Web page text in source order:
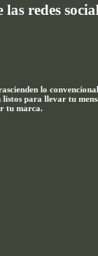
redes
lo
listos para llevar tu
tu marca.